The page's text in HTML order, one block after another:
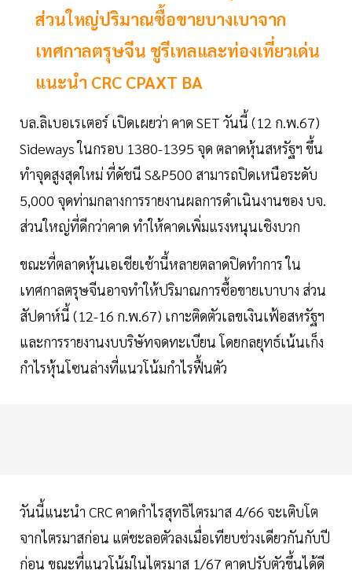
ส่วนใหญ่ปริมาณซื้อขายบางเบาจาก
เทศกาลตรุษจีน ชูรีเทลและท่องเที่ยวเด่น
แนะนำ CRC CPAXT BA
บล.ลิเบอเรเตอร์ เปิดเผยว่า คาด SET วันนี้ (12 ก.พ.67)
Sideways ในกรอบ 1380-1395 จุด ตลาดหุ้นสหรัฐฯ ขึ้น
ทำจุดสูงสุดใหม่ ที่ดัชนี S&P500 สามารถปิดเหนือระดับ
5,000 จุดท่ามกลางการรายงานผลการดำเนินงานของ บจ.
ส่วนใหญ่ที่ดีกว่าคาด ทำให้คาดเพิ่มแรงหนุนเชิงบวก
ขณะที่ตลาดหุ้นเอเชียเช้านี้หลายตลาดปิดทำการ ใน
เทศกาลตรุษจีนอาจทำให้ปริมาณการซื้อขายเบาบาง ส่วน
สัปดาห์นี้ (12-16 ก.พ.67) เกาะติดตัวเลขเงินเฟ้อสหรัฐฯ
และการรายงานงบบริษัทจดทะเบียน โดยกลยุทธ์เน้นเก็ง
กำไรหุ้นโซนล่างที่แนวโน้มกำไรฟื้นตัว
วันนี้แนะนำ CRC คาดกำไรสุทธิไตรมาส 4/66 จะเติบโต
จากไตรมาสก่อน แต่ชะลอตัวลงเมื่อเทียบช่วงเดียวกันกับปี
ก่อน ขณะที่แนวโน้มในไตรมาส 1/67 คาดปรับตัวขึ้นได้ดี